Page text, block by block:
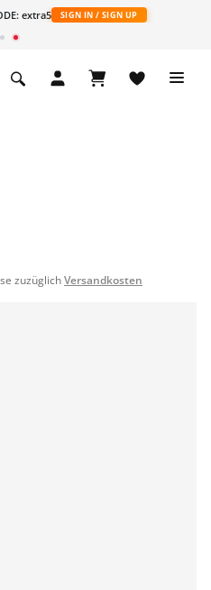
extra5 SIGN IN / SIGN UP
zuzüglichVersandkosten